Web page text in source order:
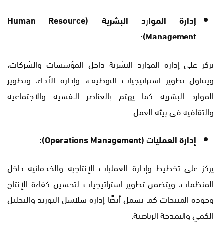
إدارة الموارد البشرية (Human Resource
Management):
يركز على إدارة الموارد البشرية داخل المؤسسات والشركات،
ويتناول تطوير استراتيجيات التوظيف، وإدارة الأداء، وتطوير
الموارد البشرية كما يهتم بالعناصر النفسية والاجتماعية
والثقافية في بيئة العمل.
إدارة العمليات (Operations Management):
يركز على تخطيط وإدارة العمليات الإنتاجية والخدماتية داخل
المنظمات، ويتضمن تطوير استراتيجيات لتحسين كفاءة الإنتاج
وجودة المنتجات كما يشمل أيضًا إدارة سلاسل التوريد والتحليل
الكمي والنمذجة الرياضية.